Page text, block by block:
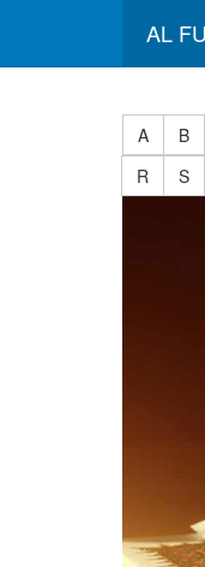
AL
A B
R
S